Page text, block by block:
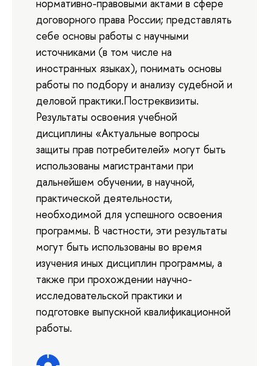
нормативно-правовыми актами в сфере
договорного права России; представлять
себе основы работы с научными
источниками (в том числе на
иностранных языках), понимать основы
работы по подбору и анализу судебной и
деловой практики.Постреквизиты.
Результаты освоения учебной
дисциплины «Актуальные вопросы
защиты прав потребителей» могут быть
использованы магистрантами при
дальнейшем обучении, в научной,
практической деятельности,
необходимой для успешного освоения
программы. В частности, эти результаты
могут быть использованы во время
изучения иных дисциплин программы, а
также при прохождении научно-
исследовательской практики и
подготовке выпускной квалификационной
работы.